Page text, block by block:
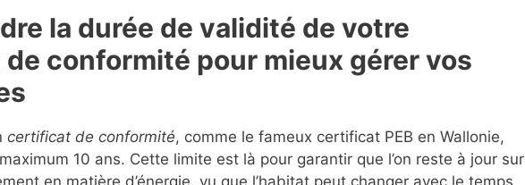
la durée de validité de votre
conformité pour mieux gérer vos
certificat de conformité, comme le fameux certificat PEB en Wallonie,
10 ans. Cette limite est là pour garantir que l’on reste à jour sur
en matière d’énergie, vu que l’habitat peut changer avec le temps